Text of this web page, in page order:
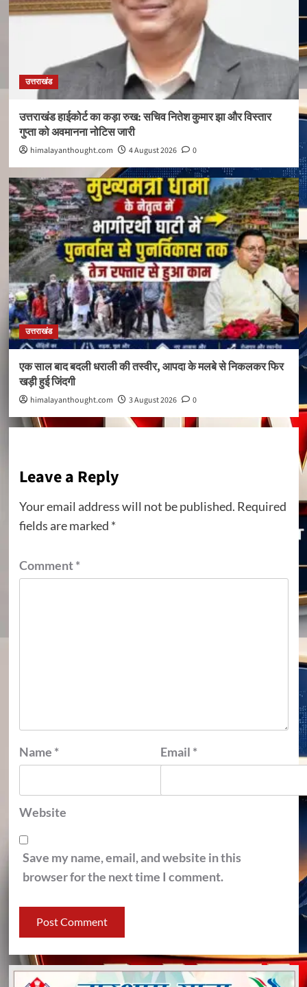
उत्तराखंड
उत्तराखंड हाईकोर्ट का कड़ा रुख: सचिव नितेश कुमार झा और विस्तार
गुप्ता को अवमानना नोटिस जारी
himalayanthought.com 4 August 2026 0
उत्तराखंड
एक साल बाद बदली धराली की तस्वीर, आपदा के मलबे से निकलकर फिर
खड़ी हुई जिंदगी
himalayanthought.com 3 August 2026 0
Leave a Reply
Your email address will not be published. Required
fields are marked *
Comment*
Name * Email *
Website
Save my name, email, and website in this
browser for the next time I comment.